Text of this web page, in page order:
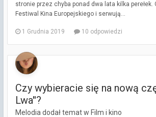
stronie przez chyba ponad dwa lata kilka perełek.
Festiwal Kina Europejskiego i serwują...
1 Grudnia 2019 10 odpowiedzi
Czy wybieracie się na nową
Lwa''?
Melodia dodał temat w Film i kino